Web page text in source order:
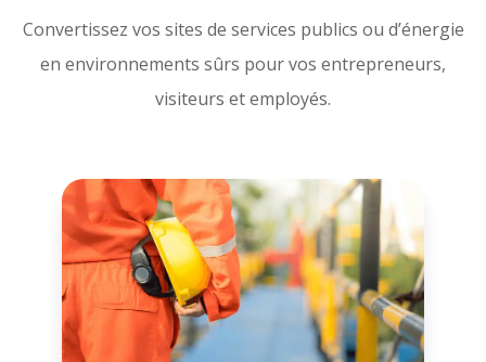
Convertissez vos sites de services publics ou d’énergie
en environnements sûrs pour vos entrepreneurs,
visiteurs et employés.